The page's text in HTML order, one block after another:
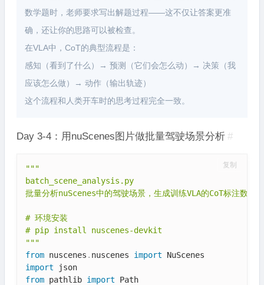
数学题时，老师要求写出解题过程——这不仅让答案更准
确，还让你的思路可以被检查。
在VLA中，CoT的典型流程是：
感知（看到了什么）→ 预测（它们会怎么动）→ 决策（我
应该怎么做）→ 动作（输出轨迹）
这个流程和人类开车时的思考过程完全一致。
Day 3-4：用nuScenes图片做批量驾驶场景分析 #
"""
batch_scene_analysis.py
批量分析nuScenes中的驾驶场景，生成训练VLA的CoT标注数据
# 环境安装
# pip install nuscenes-devkit
"""
from nuscenes . nuscenes import
import
from pathlib import Path
复制